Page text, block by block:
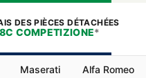
DES PIÈCES DÉTACHÉES
8C COMPETIZIONE*
Maserati Alfa Romeo